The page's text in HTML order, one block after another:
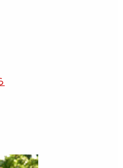
列車に乗車
トへ移動・適宜昼
駅
トへ移動